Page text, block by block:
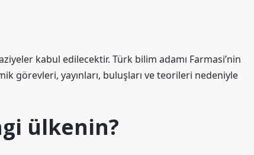
kabul edilecektir. Türk bilim adamı Farmasi’nin
görevleri, yayınları, buluşları ve teorileri nedeniyle
ülkenin?